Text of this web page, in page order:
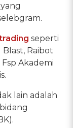
yang
seperti
Raibot
Fsp Akademi
lain adalah